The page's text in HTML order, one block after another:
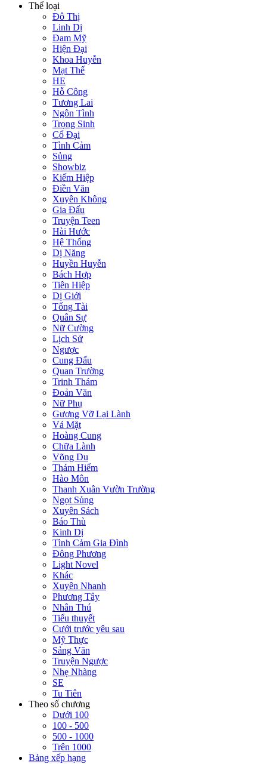
Thể loại
Đô Thị
Linh Dị
Đam Mỹ
Hiện Đại
Khoa Huyễn
Mạt Thế
HE
Hỗ Công
Tương Lai
Ngôn Tình
Trọng Sinh
Cổ Đại
Tình Cảm
Sủng
Showbiz
Kiếm Hiệp
Điền Văn
Xuyên Không
Gia Đấu
Truyện Teen
Hài Hước
Hệ Thống
Dị Năng
Huyền Huyễn
Bách Hợp
Tiên Hiệp
Dị Giới
Tổng Tài
Quân Sự
Nữ Cường
Lịch Sử
Ngược
Cung Đấu
Quan Trường
Trinh Thám
Đoản Văn
Nữ Phụ
Gương Vỡ Lại Lành
Vả Mặt
Hoàng Cung
Chữa Lành
Võng Du
Thám Hiểm
Hào Môn
Thanh Xuân Vườn Trường
Ngọt Sủng
Xuyên Sách
Báo Thù
Kinh Dị
Tình Cảm Gia Đình
Đông Phương
Light Novel
Khác
Xuyên Nhanh
Phương Tây
Nhân Thú
Tiểu thuyết
Cưới trước yêu sau
Mỹ Thực
Sảng Văn
Truyện Ngược
Nhẹ Nhàng
SE
Tu Tiên
Theo số chương
Dưới 100
100 - 500
500 - 1000
Trên 1000
Bảng xếp hạng